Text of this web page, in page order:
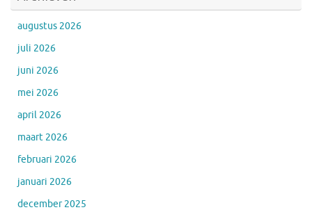
augustus 2026
juli 2026
juni 2026
mei 2026
april 2026
maart 2026
februari 2026
januari 2026
december 2025